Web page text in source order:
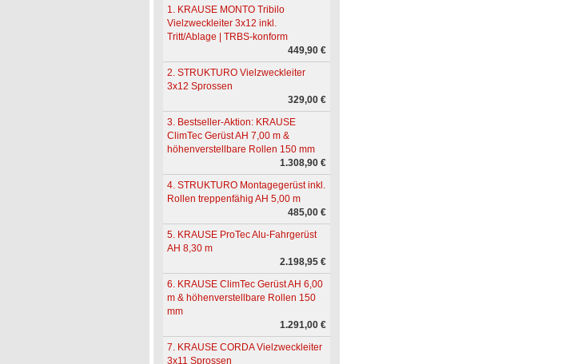
1. KRAUSE MONTO Tribilo
Vielzweckleiter 3x12 inkl.
Tritt/Ablage | TRBS-konform
449,90 €
2. STRUKTURO Vielzweckleiter
3x12 Sprossen
329,00 €
3. Bestseller-Aktion: KRAUSE
ClimTec Gerüst AH 7,00 m &
höhenverstellbare Rollen 150 mm
1.308,90 €
4. STRUKTURO Montagegerüst inkl.
Rollen treppenfähig AH 5,00 m
485,00 €
5. KRAUSE ProTec Alu-Fahrgerüst
AH 8,30 m
2.198,95 €
6. KRAUSE ClimTec Gerüst AH 6,00
m & höhenverstellbare Rollen 150
mm
1.291,00 €
7. KRAUSE CORDA Vielzweckleiter
3x11 Sprossen